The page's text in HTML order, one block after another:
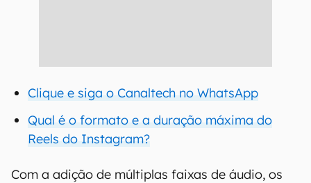
Clique e siga o Canaltech no WhatsApp
Qual é o formato e a duração máxima do
Reels do Instagram?
Com a adição de múltiplas faixas de áudio, os